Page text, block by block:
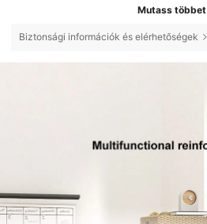
Mutass többet
Biztonsági információk és elérhetőségek